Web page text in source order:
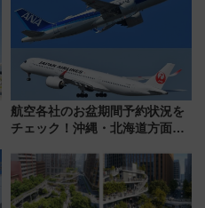
航空各社のお盆期間予約状況を
チェック！沖縄・北海道方面は
日は？